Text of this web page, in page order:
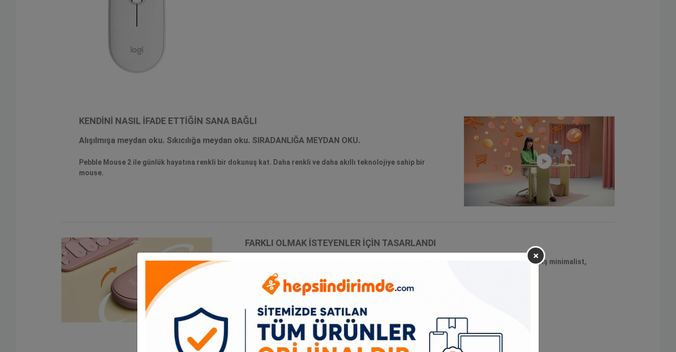
KENDİNİ NASIL İFADE ETTİĞİN SANA BAĞLI
Alışılmışa meydan oku. Sıkıcılığa meydan oku. SIRADANLIĞA MEYDAN OKU.
Pebble Mouse 2 ile günlük hayatına renkli bir dokunuş kat. Daha renkli ve daha akıllı teknolojiye sahip bir
mouse.
FARKLI OLMAK İSTEYENLER İÇİN TASARLANDI
Pebble Mouse 2 M350s ile kim olduğunu tüm dünya görsün. Dikkat çekmek için tasarlanmış minimalist,
ince ve yuvarlak bir mouse.